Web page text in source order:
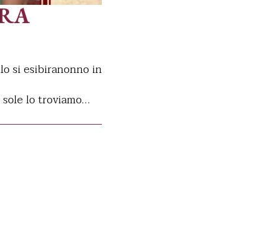
si esibiranonno in
lo troviamo…